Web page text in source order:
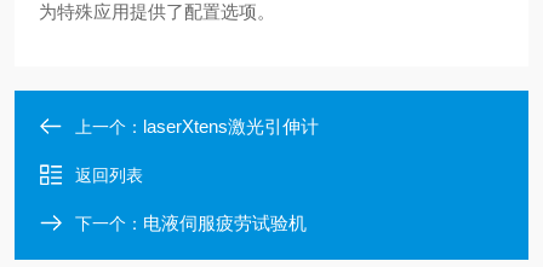
为特殊应用提供了配置选项。
上一个： laserXtens激光引伸计
返回列表
下一个： 电液伺服疲劳试验机